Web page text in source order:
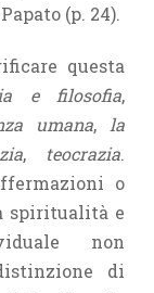
(p. 24).
questa
e filosofia,
umana, la
, teocrazia.
o
spiritualità e
non
di